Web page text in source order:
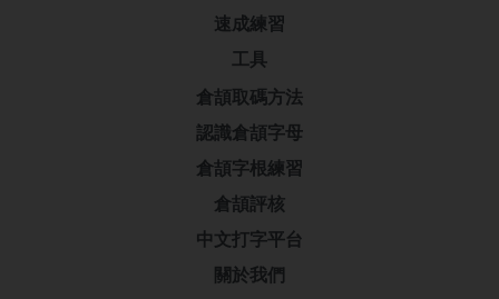
速成練習
工具
倉頡取碼方法
認識倉頡字母
倉頡字根練習
倉頡評核
中文打字平台
關於我們